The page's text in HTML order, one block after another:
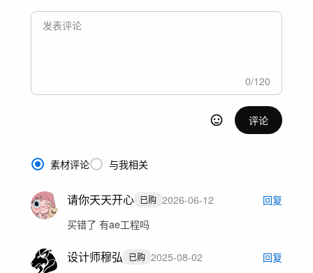
0/120
评论
素材评论 与我相关
请你天天开心 已购 2026-06-12
回复
买错了 有ae工程吗
设计师穆弘 已购 2025-08-02
回复